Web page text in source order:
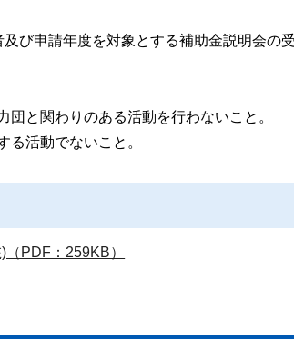
び申請年度を対象とする補助金説明会の
と関わりのある活動を行わないこと。
る活動でないこと。
PDF：259KB）